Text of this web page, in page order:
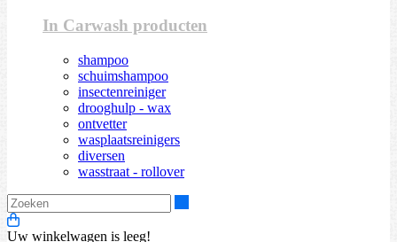
In Carwash producten
shampoo
schuimshampoo
insectenreiniger
drooghulp - wax
ontvetter
wasplaatsreinigers
diversen
wasstraat - rollover
Uw winkelwagen is leeg!